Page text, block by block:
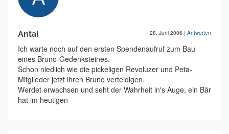
Antai 28. Juni 2006 | Antworten
Ich warte noch auf den ersten Spendenaufruf zum Bau
eines Bruno-Gedenksteines.
Schon niedlich wie die pickeligen Revoluzer und Peta-
Mitglieder jetzt ihren Bruno verteidigen.
Werdet erwachsen und seht der Wahrheit in's Auge, ein Bär
hat im heutigen